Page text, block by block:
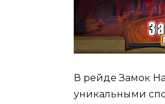
В рейде Замок
уникальными